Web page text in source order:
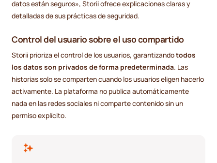
datos están seguros», Storii ofrece explicaciones claras y
detalladas de sus prácticas de seguridad.
Control del usuario sobre el uso compartido
Storii prioriza el control de los usuarios, garantizandotodos
los datos son privados de forma predeterminada. Las
historias solo se comparten cuando los usuarios eligen hacerlo
activamente. La plataforma no publica automáticamente
nada en las redes sociales ni comparte contenido sin un
permiso explícito.